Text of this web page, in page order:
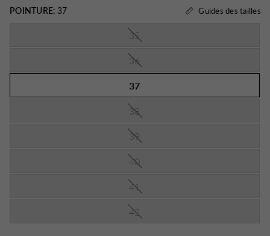
POINTURE: 37 Guides des tailles
35
36
37
38
39
40
41
42